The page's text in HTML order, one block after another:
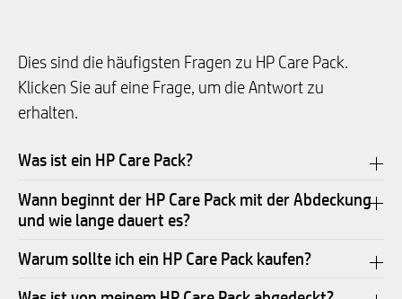
Dies sind die häufigsten Fragen zu HP Care Pack.
Klicken Sie auf eine Frage, um die Antwort zu
erhalten.
Was ist ein HP Care Pack?
Wann beginnt der HP Care Pack mit der Abdeckung
und wie lange dauert es?
Warum sollte ich ein HP Care Pack kaufen?